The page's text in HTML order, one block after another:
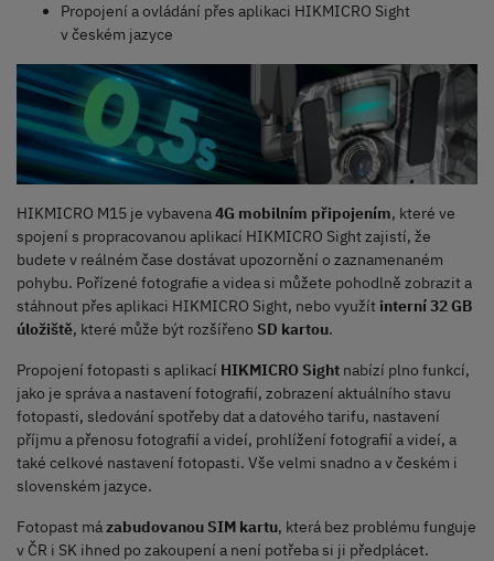
Propojení a ovládání přes aplikaci HIKMICRO Sight
v českém jazyce
HIKMICRO M15 je vybavena4G mobilním připojením, které ve
spojení s propracovanou aplikací HIKMICRO Sight zajistí, že
budete v reálném čase dostávat upozornění o zaznamenaném
pohybu. Pořízené fotografie a videa si můžete pohodlně zobrazit a
stáhnout přes aplikaci HIKMICRO Sight, nebo využít interní 32 GB
úložiště, které může být rozšířeno SD kartou.
Propojení fotopasti s aplikací HIKMICRO Sight nabízí plno funkcí,
jako je správa a nastavení fotografií, zobrazení aktuálního stavu
fotopasti, sledování spotřeby dat a datového tarifu, nastavení
příjmu a přenosu fotografií a videí, prohlížení fotografií a videí, a
také celkové nastavení fotopasti. Vše velmi snadno a v českém i
slovenském jazyce.
Fotopast mázabudovanou SIM kartu, která bez problému funguje
v ČR i SK ihned po zakoupení a není potřeba si ji předplácet.